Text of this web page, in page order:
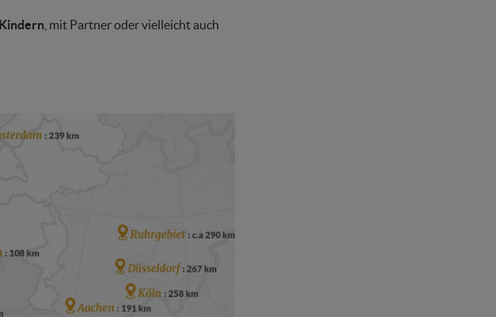
, mit Partner oder vielleicht auch